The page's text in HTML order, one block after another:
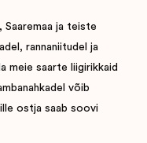
Saaremaa ja teiste
rannaniitudel ja
meie saarte liigirikkaid
võib
ostja saab soovi